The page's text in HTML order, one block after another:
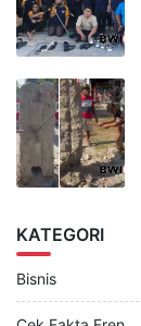
KATEGORI
Bisnis